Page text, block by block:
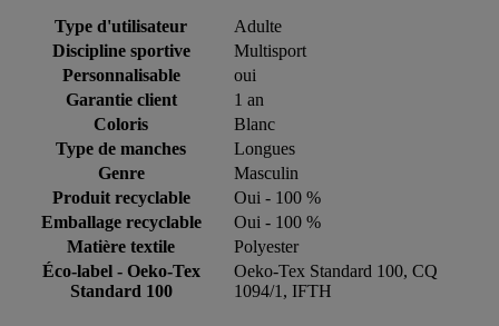
Type d'utilisateur
Adulte
Discipline sportive
Multisport
Personnalisable
oui
Garantie client
1 an
Coloris
Blanc
Type de manches
Longues
Genre
Masculin
Produit recyclable
Oui - 100 %
Emballage recyclable
Oui - 100 %
Matière textile
Polyester
Éco-label - Oeko-Tex
Standard 100
Oeko-Tex Standard 100, CQ
1094/1, IFTH